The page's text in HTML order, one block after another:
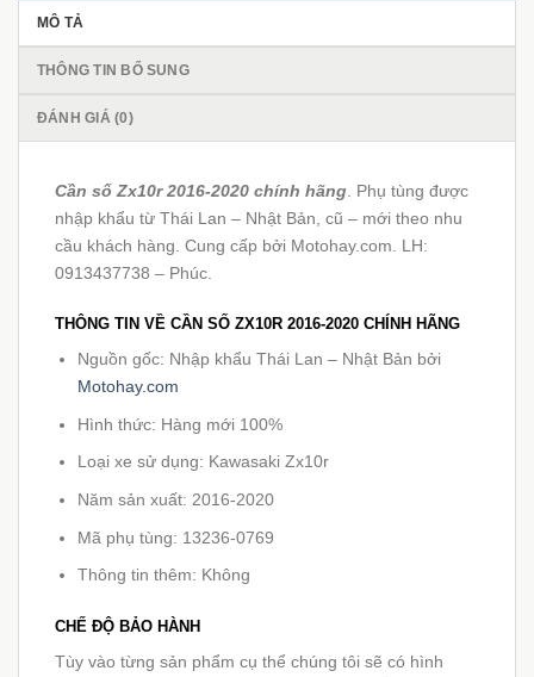
MÔ TẢ
THÔNG TIN BỔ SUNG
ĐÁNH GIÁ (0)
Cần số Zx10r 2016-2020 chính hãng . Phụ tùng được
nhập khẩu từ Thái Lan – Nhật Bản, cũ – mới theo nhu
cầu khách hàng. Cung cấp bởi Motohay.com. LH:
0913437738 – Phúc.
THÔNG TIN VỀ CẦN SỐ ZX10R 2016-2020 CHÍNH HÃNG
Nguồn gốc: Nhập khẩu Thái Lan – Nhật Bản bởi
Motohay.com
Hình thức: Hàng mới 100%
Loại xe sử dụng: Kawasaki Zx10r
Năm sản xuất: 2016-2020
Mã phụ tùng: 13236-0769
Thông tin thêm: Không
CHẾ ĐỘ BẢO HÀNH
Tùy vào từng sản phẩm cụ thể chúng tôi sẽ có hình